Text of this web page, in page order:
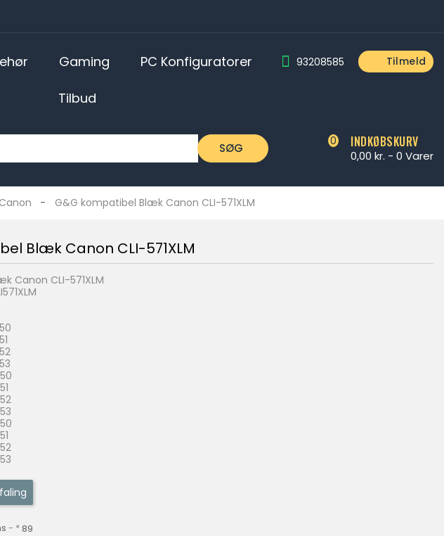
Tilmeld
93208585
Gaming PC Konfiguratorer
Tilbud
SØG INDKØBSKURV
0
0,00 kr. - 0 Varer
Canon G&G kompatibel Blæk Canon CLI-571XLM
Blæk Canon CLI-571XLM
Canon CLI-571XLM
* 89